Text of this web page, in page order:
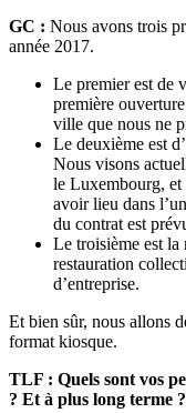
GC : Nous avons trois
année 2017.
Le premier est de
première
ville que nous ne
Le deuxième est
Nous visons
le Luxembourg, et
avoir lieu dans
du contrat est
Le troisième est la
restauration
d’entreprise.
Et bien sûr, nous allons
format kiosque.
TLF : Quels sont vos
? Et à plus long terme ?